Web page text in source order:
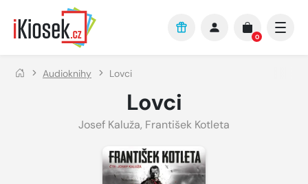
Přejít na hlavní obsah
0
Audioknihy Lovci
Lovci
Josef Kaluža, František Kotleta